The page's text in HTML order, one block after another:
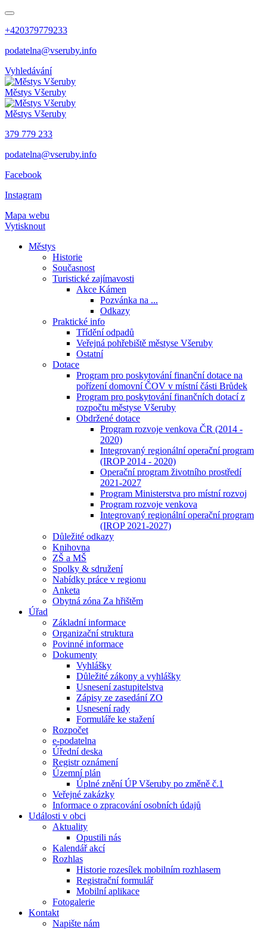
+420379779233
podatelna@vseruby.info
Vyhledávání
Městys Všeruby
Městys Všeruby
379 779 233
podatelna@vseruby.info
Facebook
Instagram
Mapa webu
Vytisknout
Městys
Historie
Současnost
Turistické zajímavosti
Akce Kámen
Pozvánka na ...
Odkazy
Praktické info
Třídění odpadů
Veřejná pohřebiště městyse Všeruby
Ostatní
Dotace
Program pro poskytování finanční dotace na
pořízení domovní ČOV v místní části Brůdek
Program pro poskytování finančních dotací z
rozpočtu městyse Všeruby
Obdržené dotace
Program rozvoje venkova ČR (2014 -
2020)
Integrovaný regionální operační program
(IROP 2014 - 2020)
Operační program životního prostředí
2021-2027
Program Ministerstva pro místní rozvoj
Program rozvoje venkova
Integrovaný regionální operační program
(IROP 2021-2027)
Důležité odkazy
Knihovna
ZŠ a MŠ
Spolky & sdružení
Nabídky práce v regionu
Anketa
Obytná zóna Za hřištěm
Úřad
Základní informace
Organizační struktura
Povinné informace
Dokumenty
Vyhlášky
Důležité zákony a vyhlášky
Usnesení zastupitelstva
Zápisy ze zasedání ZO
Usnesení rady
Formuláře ke stažení
Rozpočet
e-podatelna
Úřední deska
Registr oznámení
Územní plán
Úplné znění ÚP Všeruby po změně č.1
Veřejné zakázky
Informace o zpracování osobních údajů
Události v obci
Aktuality
Opustili nás
Kalendář akcí
Rozhlas
Historie rozesílek mobilním rozhlasem
Registrační formulář
Mobilní aplikace
Fotogalerie
Kontakt
Napište nám